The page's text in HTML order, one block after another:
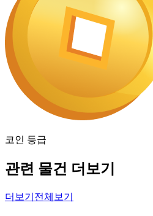
코인 등급
관련 물건 더보기
더보기 전체보기